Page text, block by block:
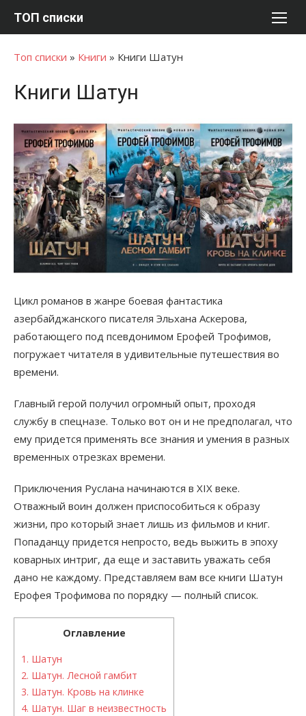
ТОП списки
Топ списки » Книги » Книги Шатун
Книги Шатун
Цикл романов в жанре боевая фантастика
азербайджанского писателя Эльхана Аскерова,
работающего под псевдонимом Ерофей Трофимов,
погружает читателя в удивительные путешествия во
времени.
Главный герой получил огромный опыт, проходя
службу в спецназе. Только вот он и не предполагал, что
ему придется применять все знания и умения в разных
временных отрезках времени.
Приключения Руслана начинаются в XIX веке.
Отважный воин должен приспособиться к образу
жизни, про который знает лишь из фильмов и книг.
Попаданцу придется непросто, ведь выжить в эпоху
коварных интриг, да еще и заставить уважать себя
дано не каждому. Представляем вам все книги Шатун
Ерофея Трофимова по порядку — полный список.
Оглавление
1. Шатун
2. Шатун. Лесной гамбит
3. Шатун. Кровь на клинке
4. Шатун. Шаг в неизвестность